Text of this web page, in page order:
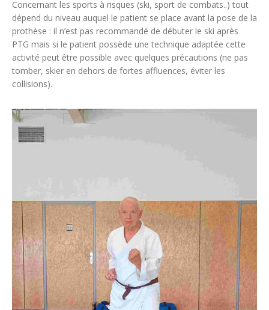
Concernant les sports à risques (ski, sport de combats..) tout
dépend du niveau auquel le patient se place avant la pose de la
prothèse : il n’est pas recommandé de débuter le ski après
PTG mais si le patient possède une technique adaptée cette
activité peut être possible avec quelques précautions (ne pas
tomber, skier en dehors de fortes affluences, éviter les
collisions).